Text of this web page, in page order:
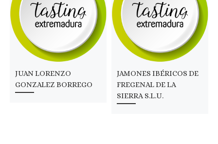
JUAN LORENZO
GONZALEZ BORREGO
JAMONES IBÉRICOS DE
FREGENAL DE LA
SIERRA S.L.U.